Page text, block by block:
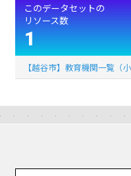
このデータセットの
リソース数
1
【越谷市】教育機関一覧（小